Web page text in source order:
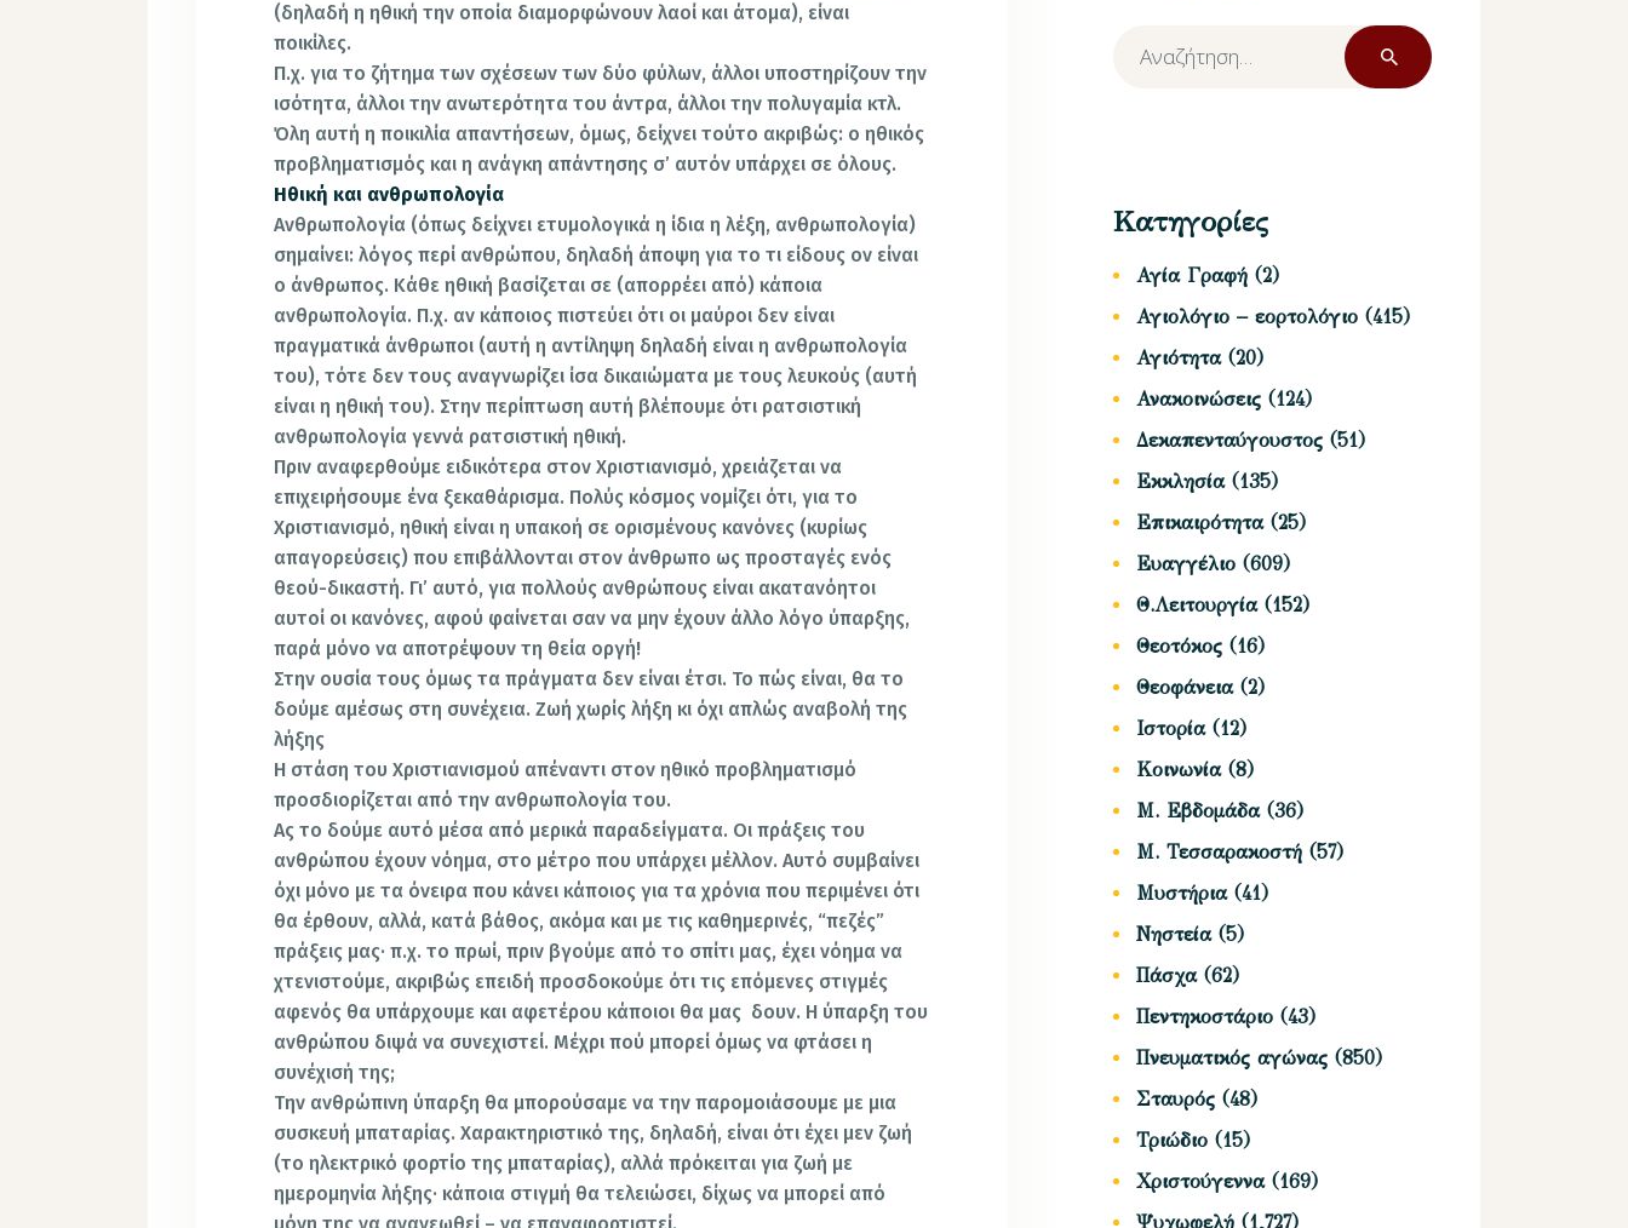
(δηλαδή η ηθική την οποία διαμορφώνουν λαοί και άτομα), είναι
ποικίλες.
Π.χ. για το ζήτημα των σχέσεων των δύο φύλων, άλλοι υποστηρίζουν την
ισότητα, άλλοι την ανωτερότητα του άντρα, άλλοι την πολυγαμία κτλ.
Όλη αυτή η ποικιλία απαντήσεων, όμως, δείχνει τούτο ακριβώς: ο ηθικός
προβληματισμός και η ανάγκη απάντησης σ’ αυτόν υπάρχει σε όλους.
Ηθική και ανθρωπολογία
Ανθρωπολογία (όπως δείχνει ετυμολογικά η ίδια η λέξη, ανθρωπολογία)
σημαίνει: λόγος περί ανθρώπου, δηλαδή άποψη για το τι είδους ον είναι
ο άνθρωπος. Κάθε ηθική βασίζεται σε (απορρέει από) κάποια
ανθρωπολογία. Π.χ. αν κάποιος πιστεύει ότι οι μαύροι δεν είναι
πραγματικά άνθρωποι (αυτή η αντίληψη δηλαδή είναι η ανθρωπολογία
του), τότε δεν τους αναγνωρίζει ίσα δικαιώματα με τους λευκούς (αυτή
είναι η ηθική του). Στην περίπτωση αυτή βλέπουμε ότι ρατσιστική
ανθρωπολογία γεννά ρατσιστική ηθική.
Πριν αναφερθούμε ειδικότερα στον Χριστιανισμό, χρειάζεται να
επιχειρήσουμε ένα ξεκαθάρισμα. Πολύς κόσμος νομίζει ότι, για το
Χριστιανισμό, ηθική είναι η υπακοή σε ορισμένους κανόνες (κυρίως
απαγορεύσεις) που επιβάλλονται στον άνθρωπο ως προσταγές ενός
θεού-δικαστή. Γι’ αυτό, για πολλούς ανθρώπους είναι ακατανόητοι
αυτοί οι κανόνες, αφού φαίνεται σαν να μην έχουν άλλο λόγο ύπαρξης,
παρά μόνο να αποτρέψουν τη θεία οργή!
Στην ουσία τους όμως τα πράγματα δεν είναι έτσι. Το πώς είναι, θα το
δούμε αμέσως στη συνέχεια. Ζωή χωρίς λήξη κι όχι απλώς αναβολή της
λήξης
Η στάση του Χριστιανισμού απέναντι στον ηθικό προβληματισμό
προσδιορίζεται από την ανθρωπολογία του.
Ας το δούμε αυτό μέσα από μερικά παραδείγματα. Οι πράξεις του
ανθρώπου έχουν νόημα, στο μέτρο που υπάρχει μέλλον. Αυτό συμβαίνει
όχι μόνο με τα όνειρα που κάνει κάποιος για τα χρόνια που περιμένει ότι
θα έρθουν, αλλά, κατά βάθος, ακόμα και με τις καθημερινές, “πεζές”
πράξεις μας· π.χ. το πρωί, πριν βγούμε από το σπίτι μας, έχει νόημα να
χτενιστούμε, ακριβώς επειδή προσδοκούμε ότι τις επόμενες στιγμές
αφενός θα υπάρχουμε και αφετέρου κάποιοι θα μας δουν. Η ύπαρξη του
ανθρώπου διψά να συνεχιστεί. Μέχρι πού μπορεί όμως να φτάσει η
συνέχισή της;
Την ανθρώπινη ύπαρξη θα μπορούσαμε να την παρομοιάσουμε με μια
συσκευή μπαταρίας. Χαρακτηριστικό της, δηλαδή, είναι ότι έχει μεν ζωή
(το ηλεκτρικό φορτίο της μπαταρίας), αλλά πρόκειται για ζωή με
ημερομηνία λήξης· κάποια στιγμή θα τελειώσει, δίχως να μπορεί από
Αναζήτηση
για:
Κατηγορίες
Αγία Γραφή (2)
Αγιολόγιο – εορτολόγιο (415)
Αγιότητα(20)
Ανακοινώσεις (124)
Δεκαπενταύγουστος (51)
Εκκλησία(135)
Επικαιρότητα(25)
Ευαγγέλιο (609)
Θ.Λειτουργία(152)
Θεοτόκος (16)
Θεοφάνεια(2)
Ιστορία(12)
Κοινωνία(8)
Μ. Εβδομάδα(36)
Μ. Τεσσαρακοστή (57)
Μυστήρια(41)
Νηστεία(5)
Πάσχα(62)
Πεντηκοστάριο (43)
Πνευματικός αγώνας (850)
Σταυρός (48)
Τριώδιο (15)
Χριστούγεννα(169)
Ψυχωφελή (1,727)